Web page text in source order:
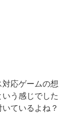
対応ゲームの想
う感じでした
ているよね？